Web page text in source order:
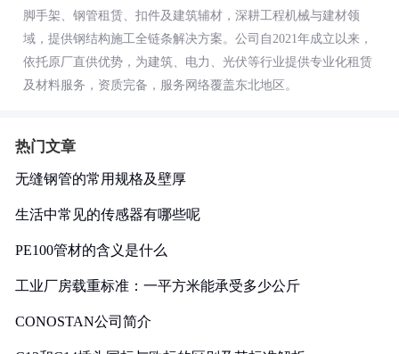
脚手架、钢管租赁、扣件及建筑辅材，深耕工程机械与建材领
域，提供钢结构施工全链条解决方案。公司自2021年成立以来，
依托原厂直供优势，为建筑、电力、光伏等行业提供专业化租赁
及材料服务，资质完备，服务网络覆盖东北地区。
热门文章
无缝钢管的常用规格及壁厚
生活中常见的传感器有哪些呢
PE100管材的含义是什么
工业厂房载重标准：一平方米能承受多少公斤
CONOSTAN公司简介